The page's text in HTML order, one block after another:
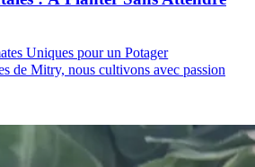
Uniques pour un Potager
de Mitry, nous cultivons avec passion